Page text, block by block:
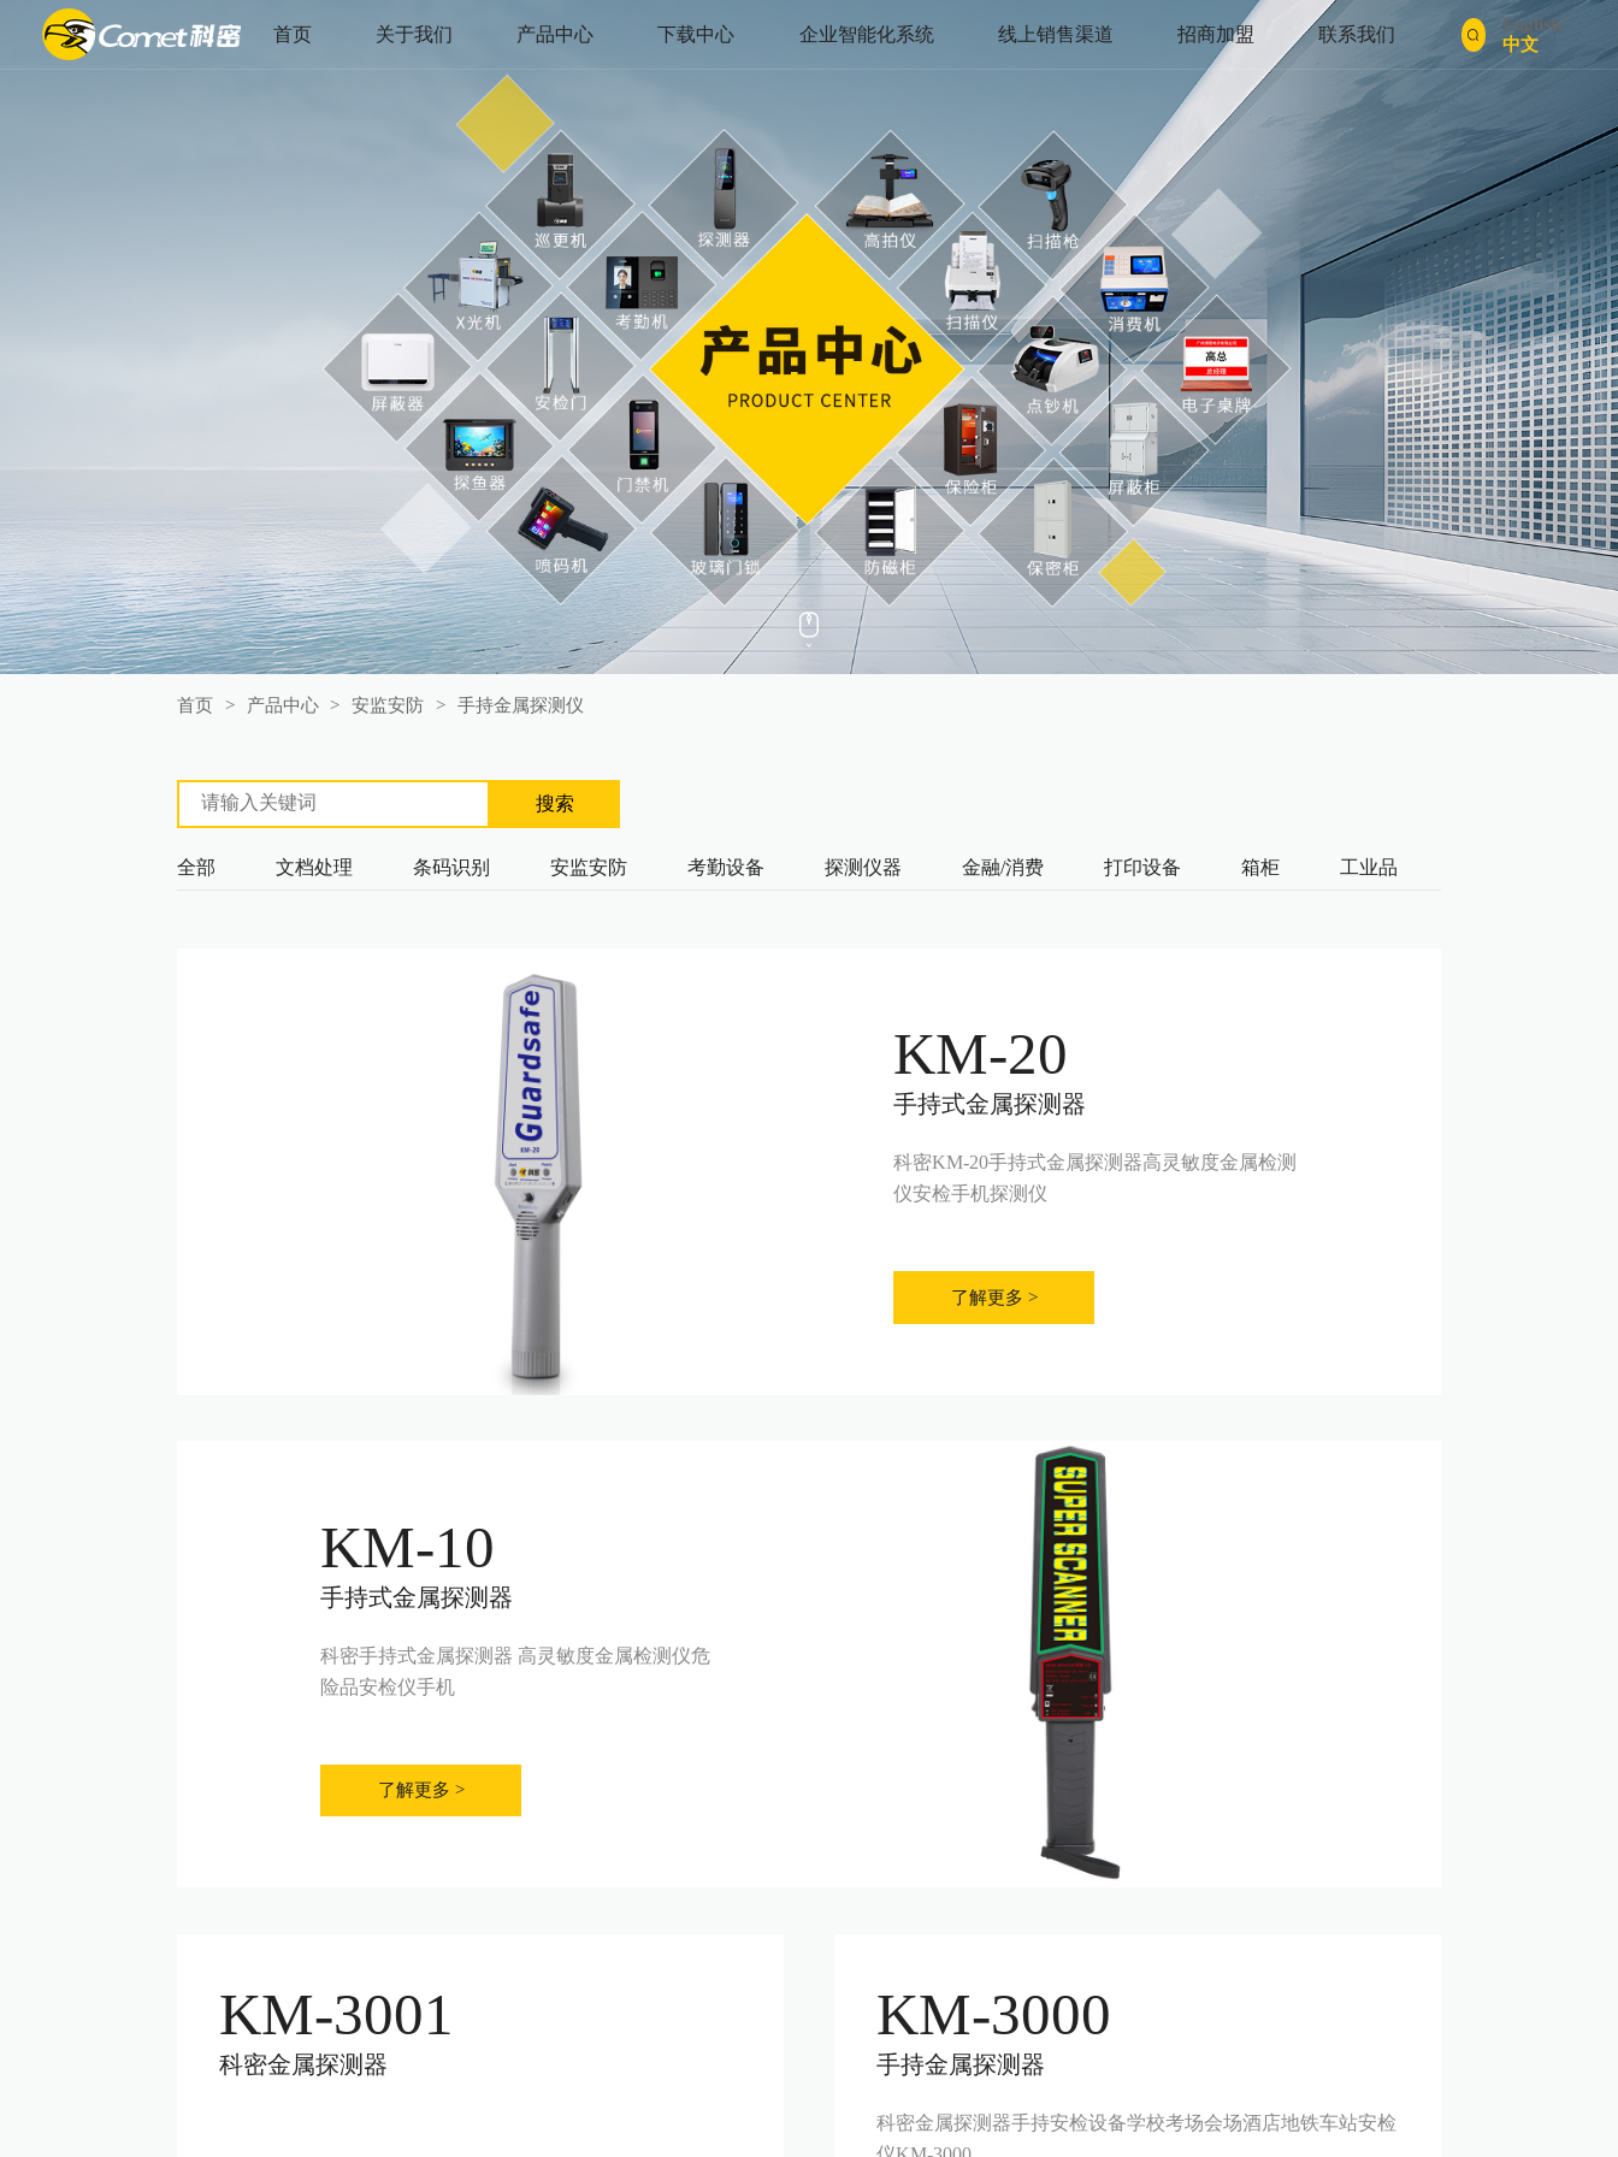
首页 关于我们 产品中心 下载中心 企业智能化系统 线上销售渠道 招商加盟 联系我们 English/
中文
首页 > 产品中心 > 安监安防 > 手持金属探测仪
搜索
全部 文档处理 条码识别 安监安防 考勤设备 探测仪器 金融/消费 打印设备 箱柜 工业品
KM-20
手持式金属探测器
科密KM-20手持式金属探测器高灵敏度金属检测
仪安检手机探测仪
了解更多 >
KM-10
手持式金属探测器
科密手持式金属探测器 高灵敏度金属检测仪危
险品安检仪手机
了解更多 >
KM-3001
科密金属探测器
KM-3000
手持金属探测器
科密金属探测器手持安检设备学校考场会场酒店地铁车站安检